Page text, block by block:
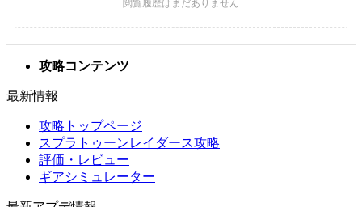
攻略コンテンツ
最新情報
攻略トップページ
スプラトゥーンレイダース攻略
評価・レビュー
ギアシミュレーター